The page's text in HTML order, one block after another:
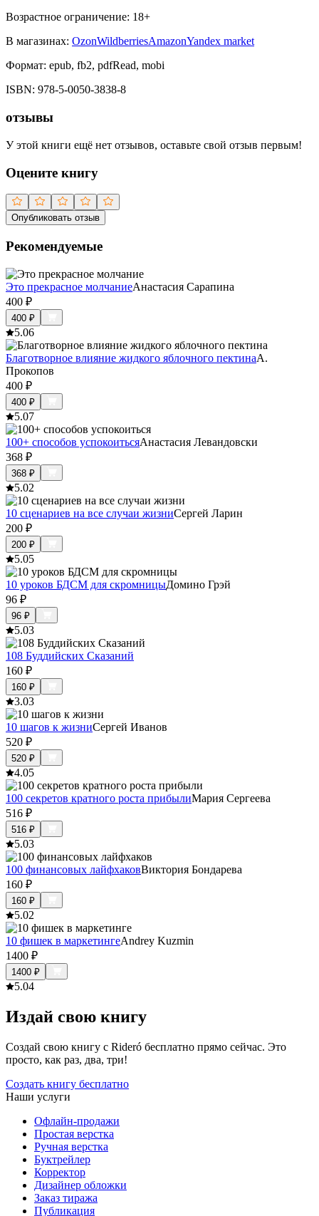
Возрастное ограничение: 18+
В магазинах: OzonWildberriesAmazonYandex market
Формат: epub, fb2, pdfRead, mobi
ISBN: 978-5-0050-3838-8
отзывы
У этой книги ещё нет отзывов, оставьте свой отзыв первым!
Оцените книгу
Опубликовать отзыв
Рекомендуемые
Это прекрасное молчаниеАнастасия Сарапина
400 ₽
400 ₽
5.06
Благотворное влияние жидкого яблочного пектинаА.
Прокопов
400 ₽
400 ₽
5.07
100+ способов успокоитьсяАнастасия Левандовски
368 ₽
368 ₽
5.02
10 сценариев на все случаи жизниСергей Ларин
200 ₽
200 ₽
5.05
10 уроков БДСМ для скромницыДомино Грэй
96 ₽
96 ₽
5.03
108 Буддийских Сказаний
160 ₽
160 ₽
3.03
10 шагов к жизниСергей Иванов
520 ₽
520 ₽
4.05
100 секретов кратного роста прибылиМария Сергеева
516 ₽
516 ₽
5.03
100 финансовых лайфхаковВиктория Бондарева
160 ₽
160 ₽
5.02
10 фишек в маркетингеAndrey Kuzmin
1400 ₽
1400 ₽
5.04
Издай свою книгу
Создай свою книгу с Rideró бесплатно прямо сейчас. Это
просто, как раз, два, три!
Создать книгу бесплатно
Наши услуги
Офлайн-продажи
Простая верстка
Ручная верстка
Буктрейлер
Корректор
Дизайнер обложки
Заказ тиража
Публикация